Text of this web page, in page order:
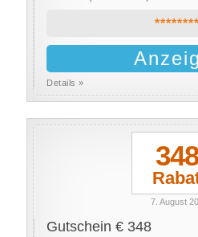
Details »
348
7. August
Gutschein € 348